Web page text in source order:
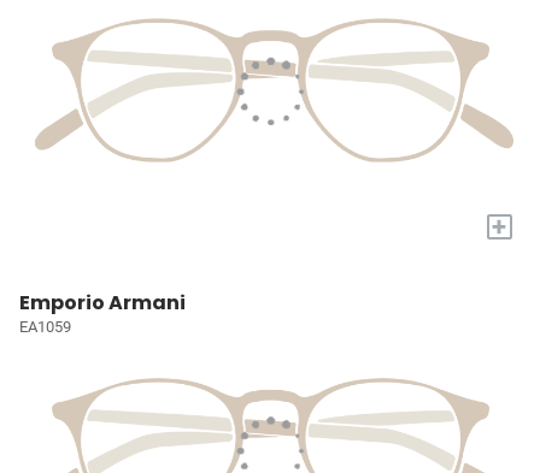
+
Emporio Armani
EA1059